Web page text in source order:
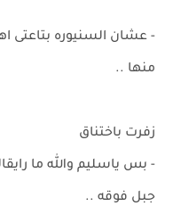
- عشان السنيوره بتاعتى
منها ..
زفرت باختناق
- بس ياسليم والله ما
جبل فوقه ..